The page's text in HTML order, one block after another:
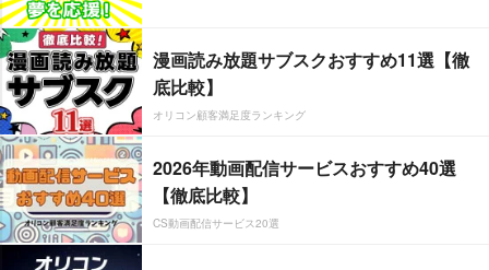
漫画読み放題サブスクおすすめ11選【徹
底比較】
オリコン顧客満足度ランキング
2026年動画配信サービスおすすめ40選
【徹底比較】
CS動画配信サービス20選